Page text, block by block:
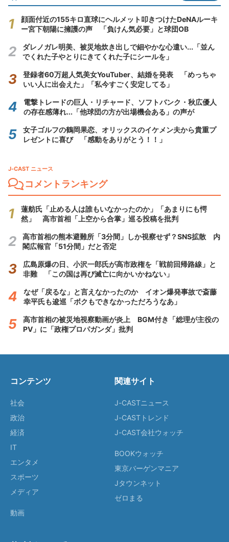
顔面付近の155キロ直球にヘルメット叩きつけたDeNAルーキ
ー宮下朝陽に擁護の声 「負けん気必要」と球団OB
ダレノガレ明美、被災地炊き出しで細やかな心遣い...「並ん
でくれた子やとりにきてくれた子にシールを」
登録者60万超人気美女YouTuber、結婚を発表 「めっちゃ
いい人に出会えた」「私今すごく安定してる」
電撃トレードの巨人・リチャード、ソフトバンク・秋広優人
の存在感薄れ...「他球団の方が出場機会ある」の声が
女子ゴルフの鶴岡果恋、オリックスのイケメン夫から貴重プ
レゼントに喜び 「感動をありがとう！！」
J-CAST ニュース
コメントランキング
蓮舫氏「止める人は誰もいなかったのか」「あまりにも愕
然」 高市首相「上空から合掌」巡る投稿を批判
高市首相の熊本避難所「3分間」しか視察せず？SNS拡散 内
閣広報官「51分間」だと否定
広島原爆の日、小沢一郎氏が高市政権を「戦前回帰路線」と
非難 「この国は再び滅亡に向かいかねない」
なぜ「戻るな」と言えなかったのか イオン爆発事故で斎藤
幸平氏も逡巡「ボクもできなかっただろうなあ」
高市首相の被災地視察動画が炎上 BGM付き「総理が主役の
PV」に「政権プロパガンダ」批判
コンテンツ
社会
政治
経済
IT
エンタメ
スポーツ
メディア
動画
関連サイト
J-CASTニュース
J-CASTトレンド
J-CAST会社ウォッチ
BOOKウォッチ
東京バーゲンマニア
Jタウンネット
ゼロまる